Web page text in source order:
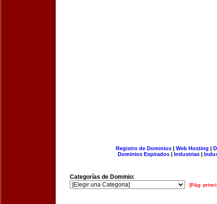
Registro de Dominios| Web Hosting |
Dominios Expirados | Industrias |
Categorías de Dominio:
[Pág.